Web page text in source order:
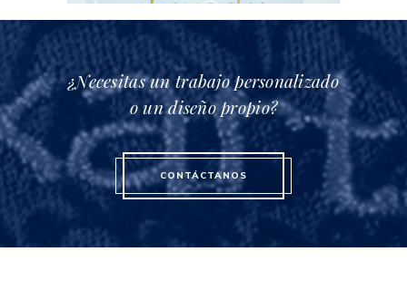
¿Necesitas un trabajo personalizado
o un diseño propio?
CONTÁCTANOS